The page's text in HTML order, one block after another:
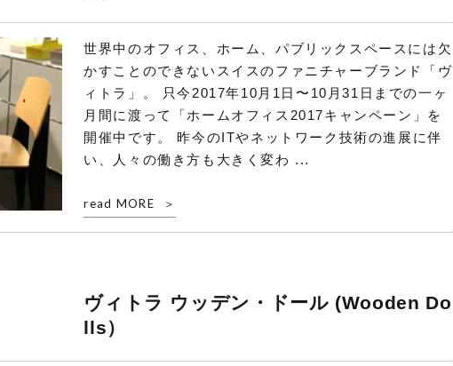
世界中のオフィス、ホーム、パブリックスペースには欠
かすことのできないスイスのファニチャーブランド「ヴ
ィトラ」。 只今2017年10月1日〜10月31日までの一ヶ
月間に渡って「ホームオフィス2017キャンペーン」を
開催中です。 昨今のITやネットワーク技術の進展に伴
い、人々の働き方も大きく変わ ...
read MORE
ヴィトラ ウッデン・ドール (Wooden Do
lls）